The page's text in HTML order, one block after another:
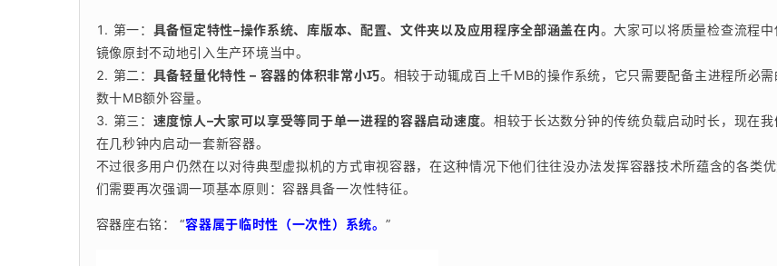
第一： 具备恒定特性–操作系统、库版本、配置、文件夹以及应用程序全部涵盖在内。大家可以将质量检查流程
镜像原封不动地引入生产环境当中。
第二： 具备轻量化特性 – 容器的体积非常小巧。相较于动辄成百上千MB的操作系统，它只需要配备主进程所必需
数十MB额外容量。
第三： 速度惊人–大家可以享受等同于单一进程的容器启动速度。相较于长达数分钟的传统负载启动时长，现在我
在几秒钟内启动一套新容器。
不过很多用户仍然在以对待典型虚拟机的方式审视容器，在这种情况下他们往往没办法发挥容器技术所蕴含的各类
们需要再次强调一项基本原则：容器具备一次性特征。
容器座右铭： “容器属于临时性（一次性）系统。 ”